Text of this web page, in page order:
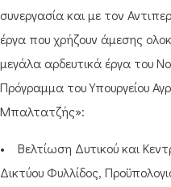
συνεργασία και με τον
έργα που χρήζουν άμεσης
μεγάλα αρδευτικά έργα του
Πρόγραμμα του Υπουργείου
Μπαλτατζής»:
• Βελτίωση Δυτικού και
Δικτύου Φυλλίδος,